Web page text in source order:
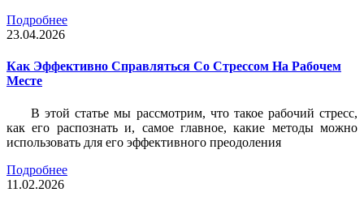
Подробнее
23.04.2026
Как Эффективно Справляться Со Стрессом На Рабочем
Месте
В этой статье мы рассмотрим, что такое рабочий стресс,
как его распознать и, самое главное, какие методы можно
использовать для его эффективного преодоления
Подробнее
11.02.2026